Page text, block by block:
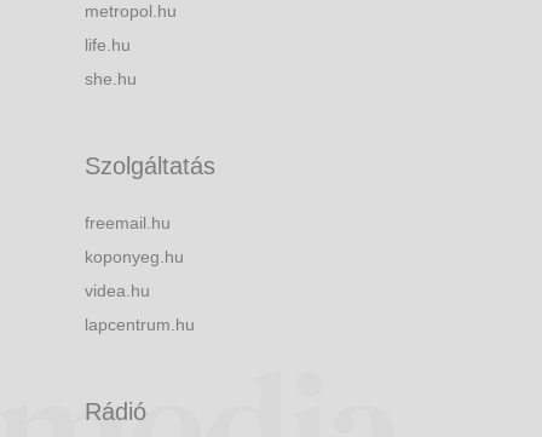
metropol.hu
life.hu
she.hu
Szolgáltatás
freemail.hu
koponyeg.hu
videa.hu
lapcentrum.hu
Rádió